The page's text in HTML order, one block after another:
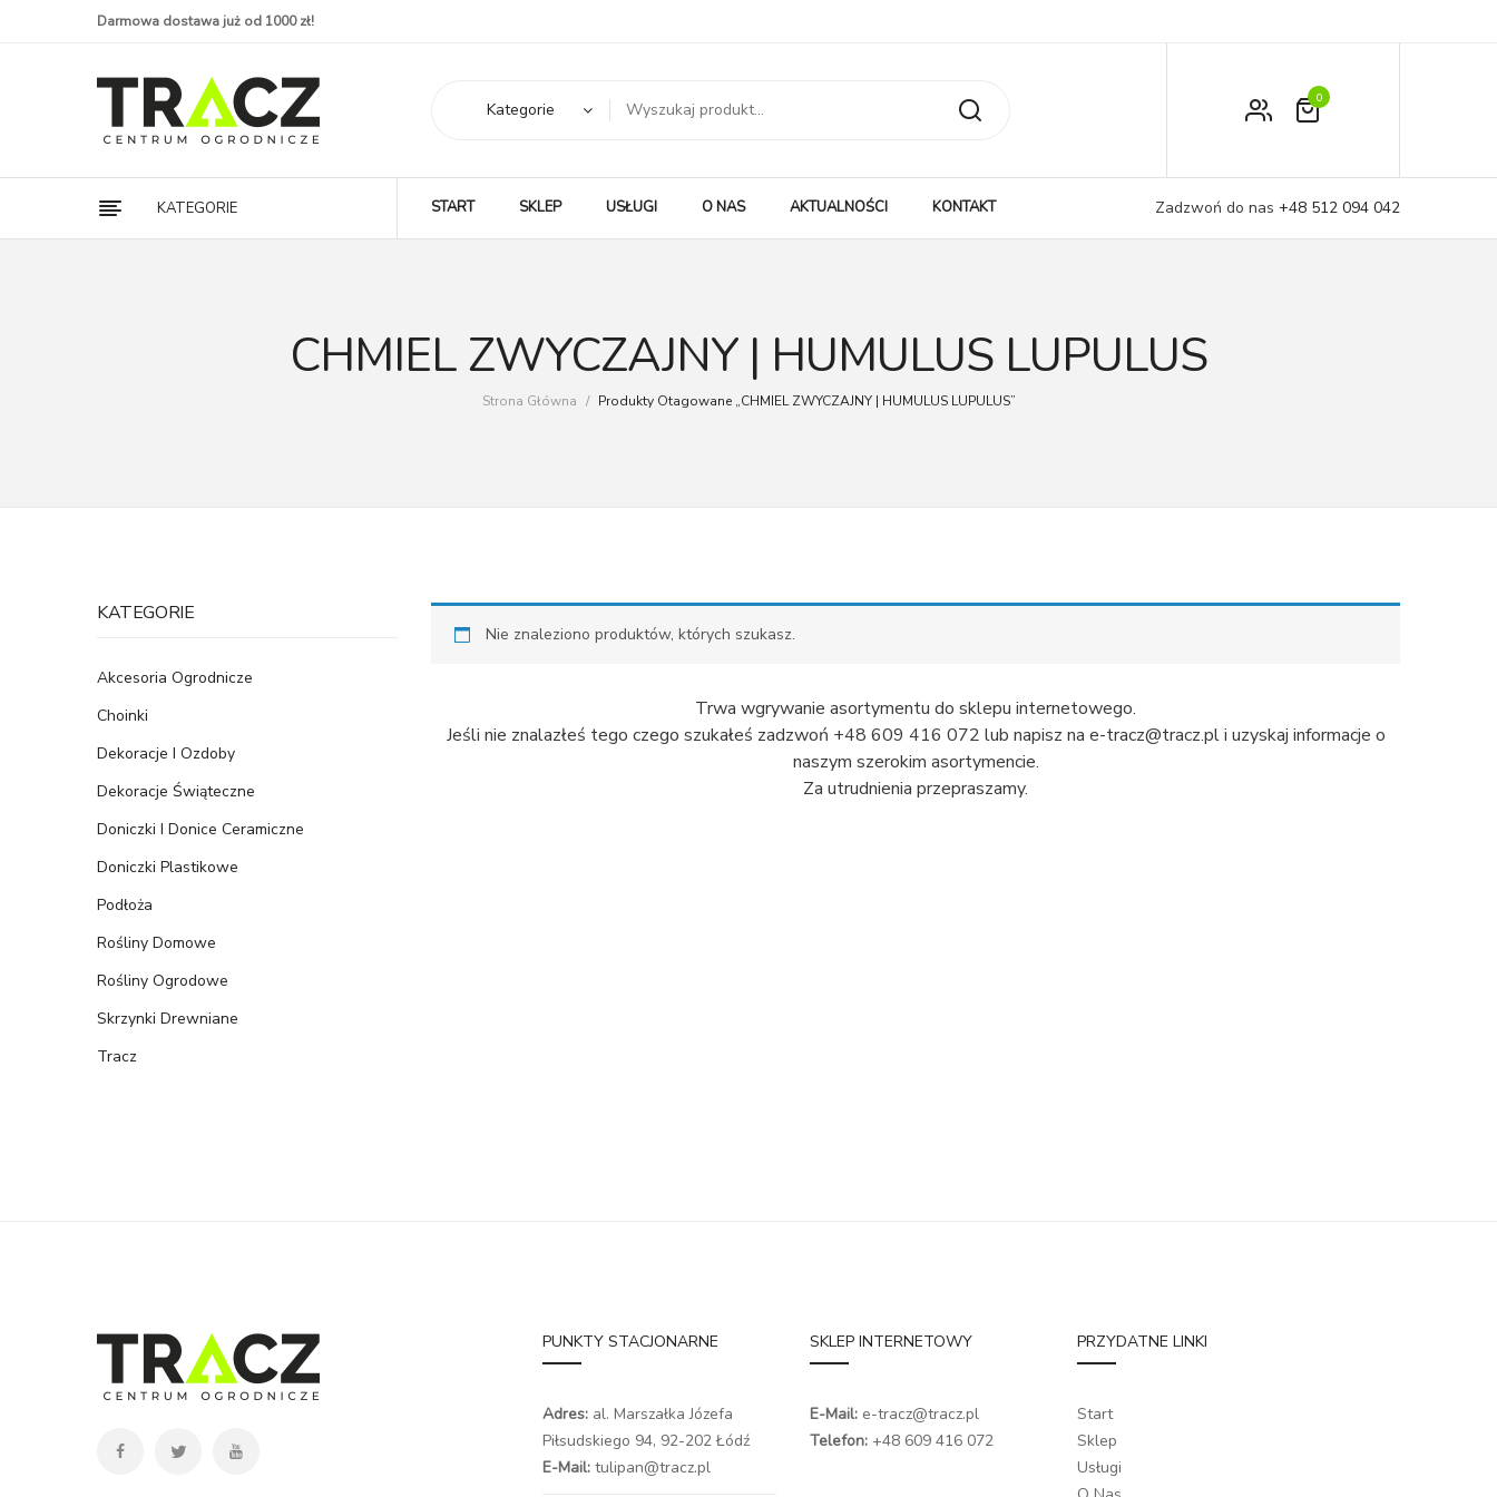
Darmowa dostawa już od 1000 zł!
Moje konto
0
Kategorie
KATEGORIE START SKLEP USŁUGI O NAS AKTUALNOŚCI KONTAKT Zadzwoń do nas +48 512 094 042
CHMIEL ZWYCZAJNY | HUMULUS LUPULUS
Strona Główna / Produkty Otagowane „CHMIEL ZWYCZAJNY | HUMULUS LUPULUS”
KATEGORIE
Akcesoria Ogrodnicze
Choinki
Dekoracje I Ozdoby
Dekoracje Świąteczne
Doniczki I Donice Ceramiczne
Doniczki Plastikowe
Podłoża
Rośliny Domowe
Rośliny Ogrodowe
Skrzynki Drewniane
Tracz
Nie znaleziono produktów, których szukasz.
Trwa wgrywanie asortymentu do sklepu internetowego.
Jeśli nie znalazłeś tego czego szukałeś zadzwoń +48 609 416 072 lub napisz na e-tracz@tracz.pl i uzyskaj informacje o
naszym szerokim asortymencie.
Za utrudnienia przepraszamy.
PUNKTY STACJONARNE
Adres: al. Marszałka Józefa
Piłsudskiego 94, 92-202 Łódź
E-Mail: tulipan@tracz.pl
SKLEP INTERNETOWY
E-Mail: e-tracz@tracz.pl
Telefon: +48 609 416 072
PRZYDATNE LINKI
Start
Sklep
Usługi